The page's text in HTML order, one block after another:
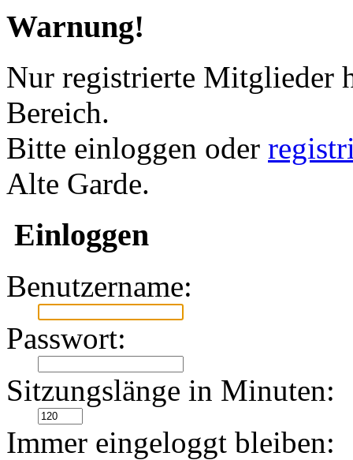
Warnung!
Nur registrierte Mitglieder
Bereich.
Bitte einloggen oder
Alte Garde.
Einloggen
Benutzername:
Passwort:
Sitzungslänge in Minuten:
Immer eingeloggt bleiben: